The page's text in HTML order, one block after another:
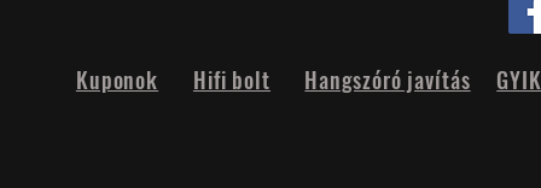
Hifi bolt
Kuponok Hangszóró javítás GYIK